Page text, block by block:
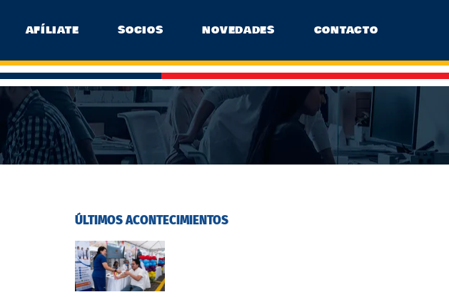
AFÍLIATE SOCIOS NOVEDADES CONTACTO
ÚLTIMOS ACONTECIMIENTOS